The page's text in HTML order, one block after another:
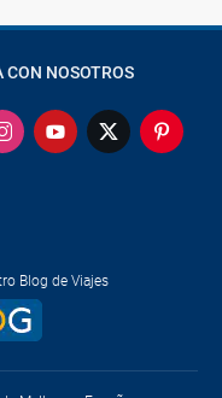
CON NOSOTROS
Blog de Viajes